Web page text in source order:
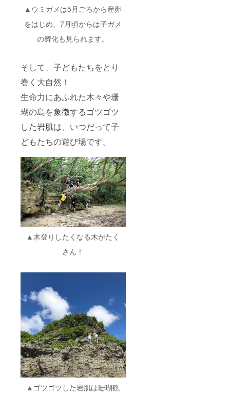
▲ウミガメは5月ごろから産卵
をはじめ、7月頃からは子ガメ
の孵化も見られます。
そして、子どもたちをとり
巻く大自然！
生命力にあふれた木々や珊
瑚の島を象徴するゴツゴツ
した岩肌は、いつだって子
どもたちの遊び場です。
▲木登りしたくなる木がたく
さん！
▲ゴツゴツした岩肌は珊瑚礁